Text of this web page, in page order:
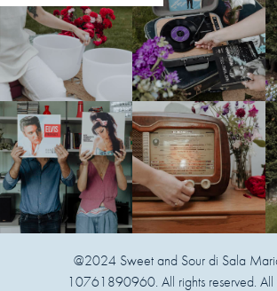
@2024 Sweet and Sour di Sala
10761890960. All rights reserved. All